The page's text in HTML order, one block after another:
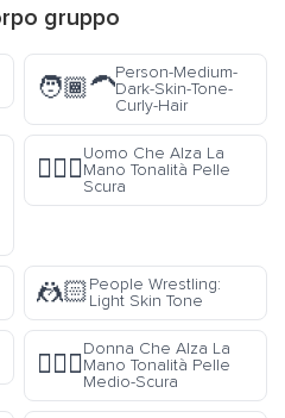
gruppo
🧑🏾‍🦱
Person-Medium-
Dark-Skin-Tone-
Curly-Hair
🙋🏿‍♂️
Uomo Che Alza La
Mano Tonalità Pelle
Scura
🤼🏻People Wrestling:
Light Skin Tone
🙋🏾‍♀️
Donna Che Alza La
Mano Tonalità Pelle
Medio-Scura